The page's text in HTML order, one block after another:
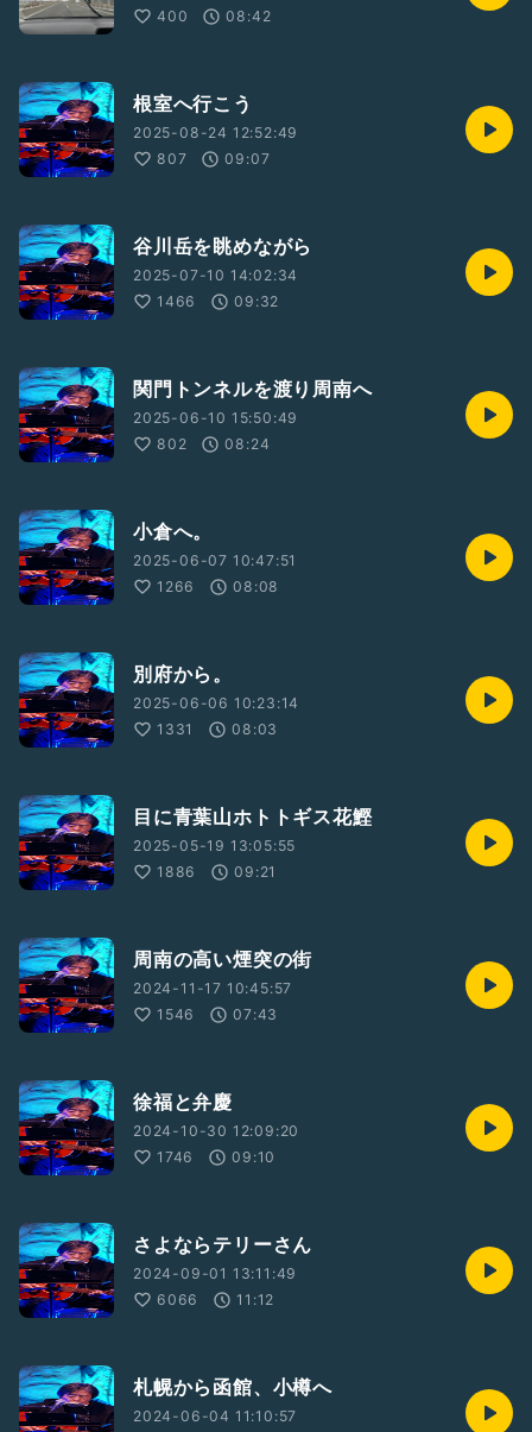
400
08:42
根室へ行こう
2025-08-24 12:52:49
807
09:07
谷川岳を眺めながら
2025-07-10 14:02:34
1466
09:32
関門トンネルを渡り周南へ
2025-06-10 15:50:49
802
08:24
小倉へ。
2025-06-07 10:47:51
1266
08:08
別府から。
2025-06-06 10:23:14
1331
08:03
目に青葉山ホトトギス花鰹
2025-05-19 13:05:55
1886
09:21
周南の高い煙突の街
2024-11-17 10:45:57
1546
07:43
徐福と弁慶
2024-10-30 12:09:20
1746
09:10
さよならテリーさん
2024-09-01 13:11:49
6066
11:12
札幌から函館、小樽へ
2024-06-04 11:10:57